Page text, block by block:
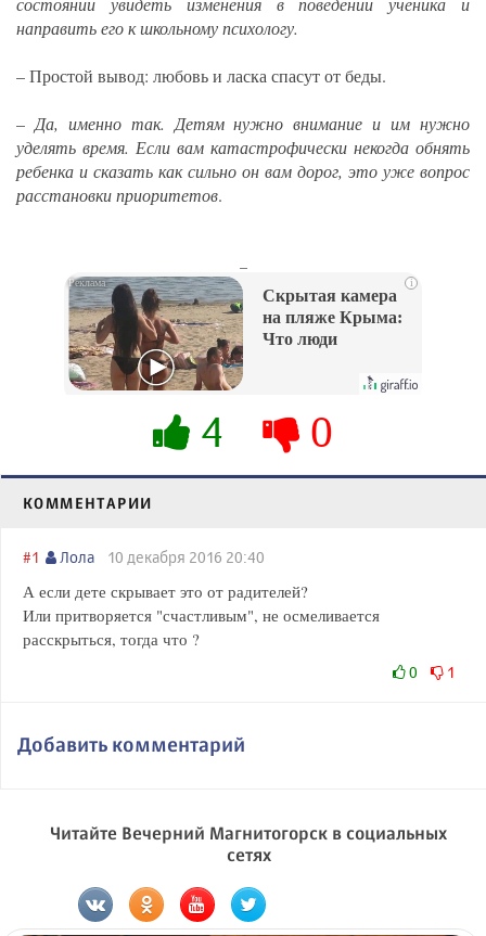
направить его к школьному психологу.
– Простой вывод: любовь и ласка спасут от беды.
– Да, именно так. Детям нужно внимание и им нужно
уделять время. Если вам катастрофически некогда обнять
ребенка и сказать как сильно он вам дорог, это уже вопрос
расстановки приоритетов.
i
Скрытая камера
на пляже Крыма:
Что люди
их не видят...
4 0
КОММЕНТАРИИ
#1 Лола 10 декабря 2016 20:40
А если дете скрывает это от радителей?
Или притворяется "счастливым", не осмеливается
расскрыться, тогда что ?
0 1
Добавить комментарий
Читайте Вечерний Магнитогорск в социальных
сетях